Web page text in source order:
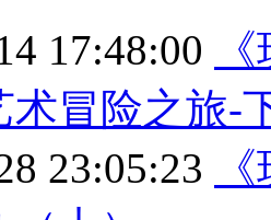
17:48:00
术冒险之旅-
23:05:23